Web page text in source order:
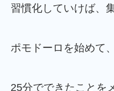
習慣化していけば、
ポモドーロを始めて
25分でできたことを